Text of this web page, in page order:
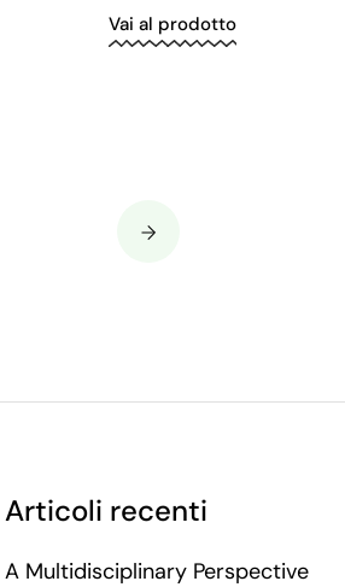
Vai al prodotto
Articoli recenti
A Multidisciplinary Perspective